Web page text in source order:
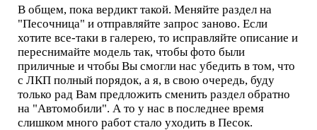
В общем, пока вердикт такой. Меняйте раздел на
"Песочница" и отправляйте запрос заново. Если
хотите все-таки в галерею, то исправляйте описание и
переснимайте модель так, чтобы фото были
приличные и чтобы Вы смогли нас убедить в том, что
с ЛКП полный порядок, а я, в свою очередь, буду
только рад Вам предложить сменить раздел обратно
на "Автомобили". А то у нас в последнее время
слишком много работ стало уходить в Песок.